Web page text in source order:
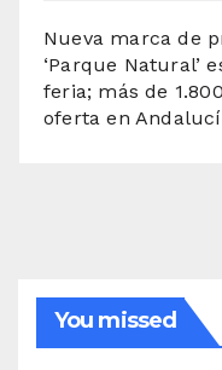
Nueva marca de
‘Parque Natural’
feria; más de
oferta en
You missed